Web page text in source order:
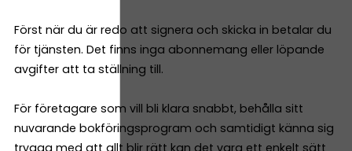
Först när du är redo att signera och skicka in betalar du
för tjänsten. Det finns inga abonnemang eller löpande
avgifter att ta ställning till.
För företagare som vill bli klara snabbt, behålla sitt
nuvarande bokföringsprogram och samtidigt känna sig